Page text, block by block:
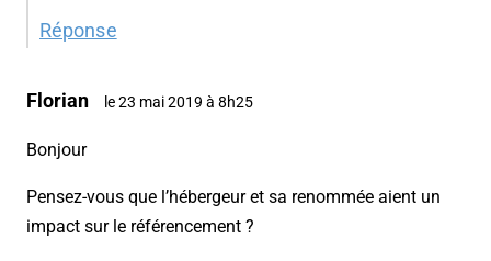
Réponse
Florian le 23 mai 2019 à 8h25
Bonjour
Pensez-vous que l’hébergeur et sa renommée aient un
impact sur le référencement ?